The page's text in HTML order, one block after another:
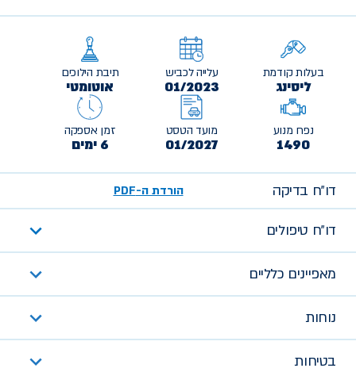
בעלות קודמת
ליסינג
עלייה לכביש
01/2023
תיבת הילוכים
אוטומטי
נפח מנוע
1490
מועד הטסט
01/2027
זמן אספקה
6 ימים
דו״ח בדיקה הורדת ה-PDF
דו״ח טיפולים
מאפיינים כלליים
נוחות
בטיחות